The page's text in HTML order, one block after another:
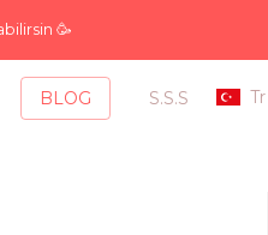
🥳
BLOG S.S.S Tr